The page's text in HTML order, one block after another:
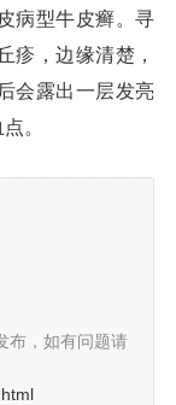
病型牛皮癣。寻
疹，边缘清楚，
会露出一层发亮
。
布，如有问题请